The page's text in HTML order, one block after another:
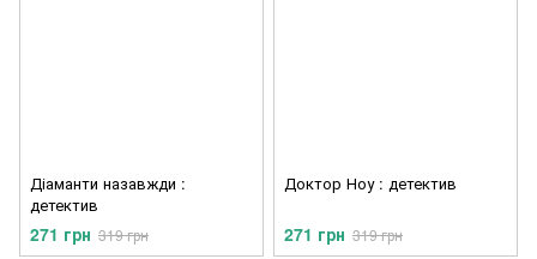
Діаманти назавжди :
детектив
271 грн 319 грн
Доктор Ноу : детектив
271 грн 319 грн